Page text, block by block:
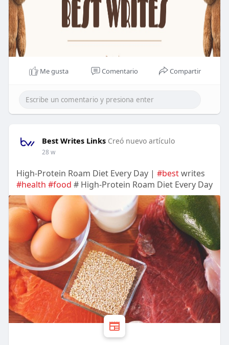
Me gusta Comentario Compartir
Best Writes Links Creó nuevo artículo
28 w
High-Protein Roam Diet Every Day | #bestwrites
#health #food # High-Protein Roam Diet Every Day